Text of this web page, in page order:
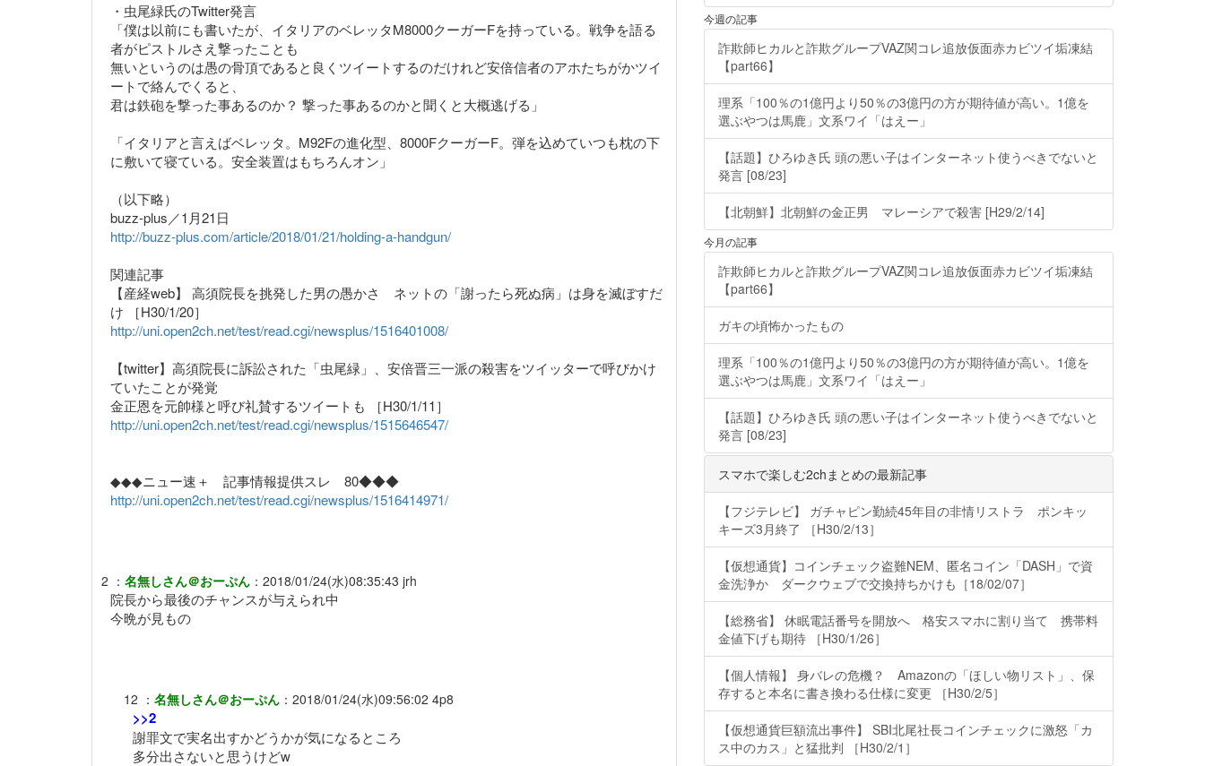
・虫尾緑氏のTwitter発言
「僕は以前にも書いたが、イタリアのベレッタM8000クーガーFを持っている。戦争を語る
者がピストルさえ撃ったことも
無いというのは愚の骨頂であると良くツイートするのだけれど安倍信者のアホたちがかツイ
ートで絡んでくると、
君は鉄砲を撃った事あるのか？ 撃った事あるのかと聞くと大概逃げる」
「イタリアと言えばベレッタ。M92Fの進化型、8000FクーガーF。弾を込めていつも枕の下
に敷いて寝ている。安全装置はもちろんオン」
（以下略）
buzz-plus／1月21日
http://buzz-plus.com/article/2018/01/21/holding-a-handgun/
関連記事
【産経web】 高須院長を挑発した男の愚かさ ネットの「謝ったら死ぬ病」は身を滅ぼすだ
け ［H30/1/20］
http://uni.open2ch.net/test/read.cgi/newsplus/1516401008/
【twitter】高須院長に訴訟された「虫尾緑」、安倍晋三一派の殺害をツイッターで呼びかけ
ていたことが発覚
金正恩を元帥様と呼び礼賛するツイートも ［H30/1/11］
http://uni.open2ch.net/test/read.cgi/newsplus/1515646547/
◆◆◆ニュー速＋ 記事情報提供スレ 80◆◆◆
http://uni.open2ch.net/test/read.cgi/newsplus/1516414971/
2 ： 名無しさん＠おーぷん ： 2018/01/24(水)08:35:43 jrh
院長から最後のチャンスが与えられ中
今晩が見もの
12 ： 名無しさん＠おーぷん ： 2018/01/24(水)09:56:02 4p8
>>2
謝罪文で実名出すかどうかが気になるところ
多分出さないと思うけどw
今週の記事
詐欺師ヒカルと詐欺グループVAZ関コレ追放仮面赤カビツイ垢凍結
【part66】
理系「100％の1億円より50％の3億円の方が期待値が高い。1億を
選ぶやつは馬鹿」文系ワイ「はえー」
【話題】ひろゆき氏 頭の悪い子はインターネット使うべきでないと
発言 [08/23]
【北朝鮮】北朝鮮の金正男 マレーシアで殺害 [H29/2/14]
今月の記事
詐欺師ヒカルと詐欺グループVAZ関コレ追放仮面赤カビツイ垢凍結
【part66】
ガキの頃怖かったもの
理系「100％の1億円より50％の3億円の方が期待値が高い。1億を
選ぶやつは馬鹿」文系ワイ「はえー」
【話題】ひろゆき氏 頭の悪い子はインターネット使うべきでないと
発言 [08/23]
スマホで楽しむ2chまとめの最新記事
【フジテレビ】 ガチャピン勤続45年目の非情リストラ ポンキッ
キーズ3月終了 ［H30/2/13］
【仮想通貨】コインチェック盗難NEM、匿名コイン「DASH」で資
金洗浄か ダークウェブで交換持ちかけも［18/02/07］
【総務省】 休眠電話番号を開放へ 格安スマホに割り当て 携帯料
金値下げも期待 ［H30/1/26］
【個人情報】 身バレの危機？ Amazonの「ほしい物リスト」、保
存すると本名に書き換わる仕様に変更 ［H30/2/5］
【仮想通貨巨額流出事件】 SBI北尾社長コインチェックに激怒「カ
ス中のカス」と猛批判 ［H30/2/1］